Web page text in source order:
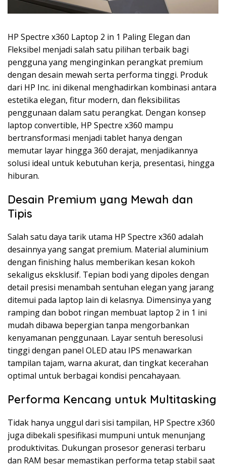
HP Spectre x360 Laptop 2 in 1 Paling Elegan dan
Fleksibel menjadi salah satu pilihan terbaik bagi
pengguna yang menginginkan perangkat premium
dengan desain mewah serta performa tinggi. Produk
dari HP Inc. ini dikenal menghadirkan kombinasi antara
estetika elegan, fitur modern, dan fleksibilitas
penggunaan dalam satu perangkat. Dengan konsep
laptop convertible, HP Spectre x360 mampu
bertransformasi menjadi tablet hanya dengan
memutar layar hingga 360 derajat, menjadikannya
solusi ideal untuk kebutuhan kerja, presentasi, hingga
hiburan.
Desain Premium yang Mewah dan
Tipis
Salah satu daya tarik utama HP Spectre x360 adalah
desainnya yang sangat premium. Material aluminium
dengan finishing halus memberikan kesan kokoh
sekaligus eksklusif. Tepian bodi yang dipoles dengan
detail presisi menambah sentuhan elegan yang jarang
ditemui pada laptop lain di kelasnya. Dimensinya yang
ramping dan bobot ringan membuat laptop 2 in 1 ini
mudah dibawa bepergian tanpa mengorbankan
kenyamanan penggunaan. Layar sentuh beresolusi
tinggi dengan panel OLED atau IPS menawarkan
tampilan tajam, warna akurat, dan tingkat kecerahan
optimal untuk berbagai kondisi pencahayaan.
Performa Kencang untuk Multitasking
Tidak hanya unggul dari sisi tampilan, HP Spectre x360
juga dibekali spesifikasi mumpuni untuk menunjang
produktivitas. Dukungan prosesor generasi terbaru
dan RAM besar memastikan performa tetap stabil saat